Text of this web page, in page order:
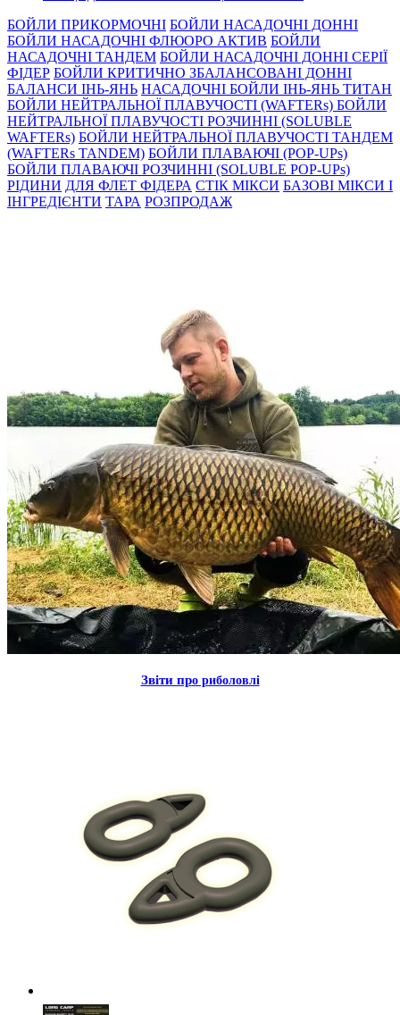
БОЙЛИ ПРИКОРМОЧНI БОЙЛИ НАСАДОЧНI ДОННI
БОЙЛИ НАСАДОЧНІ ФЛЮОРО АКТИВ БОЙЛИ
НАСАДОЧНІ ТАНДЕМ БОЙЛИ НАСАДОЧНI ДОННI СЕРIÏ
ФIДЕР БОЙЛИ КРИТИЧНО ЗБАЛАНСОВАНІ ДОННІ
БАЛАНСИ ІНЬ-ЯНЬ НАСАДОЧНІ БОЙЛИ ІНЬ-ЯНЬ ТИТАН
БОЙЛИ НЕЙТРАЛЬНОÏ ПЛАВУЧОСТI (WAFTERs) БОЙЛИ
НЕЙТРАЛЬНОЇ ПЛАВУЧОСТІ РОЗЧИННІ (SOLUBLE
WAFTERs) БОЙЛИ НЕЙТРАЛЬНОЇ ПЛАВУЧОСТІ ТАНДЕМ
(WAFTERs TANDEM) БОЙЛИ ПЛАВАЮЧІ (POP-UPs)
БОЙЛИ ПЛАВАЮЧI РОЗЧИННI (SOLUBLE POP-UPs)
РIДИНИ ДЛЯ ФЛЕТ ФІДЕРА СТIК МIКСИ БАЗОВІ МІКСИ І
ІНГРЕДІЄНТИ ТАРА РОЗПРОДАЖ
Звiти про риболовлi